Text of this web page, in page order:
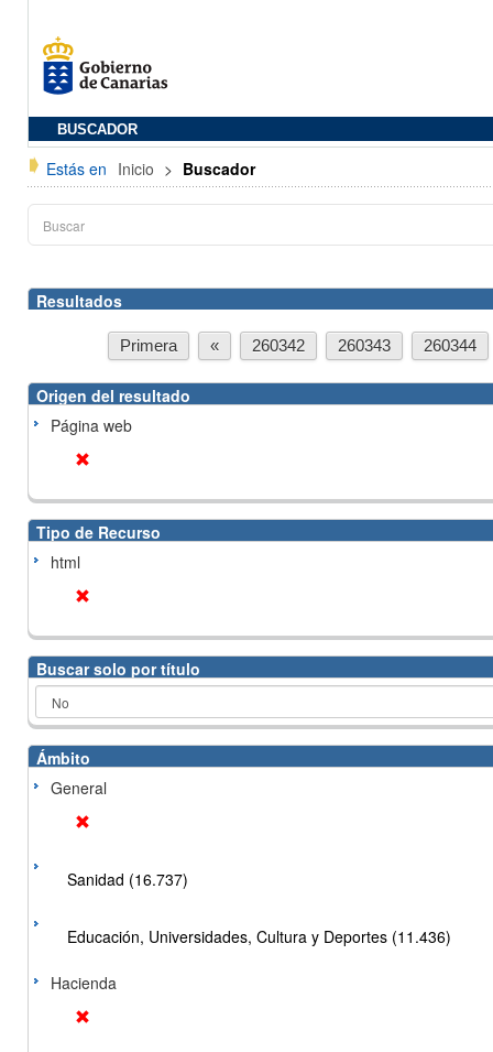
BUSCADOR
Estás en Inicio > Buscador
Resultados
Primera « 260342 260343 260344
Origen del resultado
Página web
Tipo de Recurso
html
Buscar solo por título
Ámbito
General
Sanidad (16.737)
Educación, Universidades, Cultura y Deportes (11.436)
Hacienda